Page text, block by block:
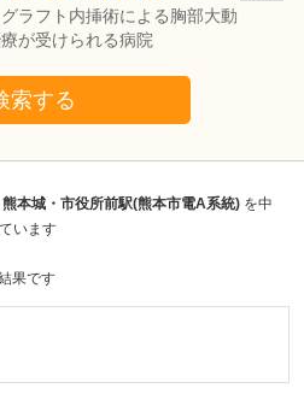
ラフト内挿術による胸部大動
が受けられる病院
索する
熊本城・市役所前駅(熊本市電A系統) を中
います
果です